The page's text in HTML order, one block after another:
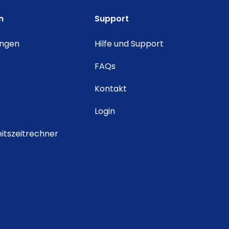
Support
Hilfe und Support
FAQs
Kontakt
Login